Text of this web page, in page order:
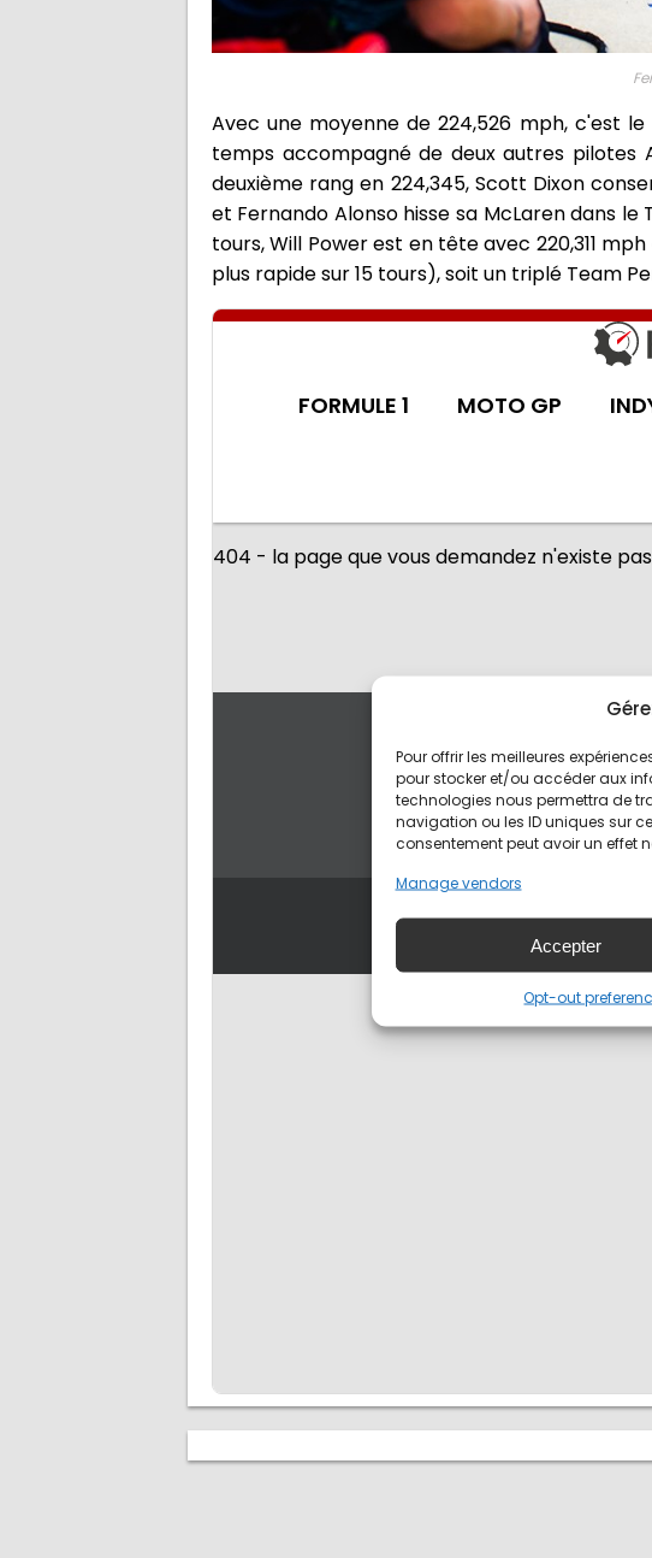
Avec une moyenne de 224,526 mph, c'est
temps accompagné de deux autres
deuxième rang en 224,345, Scott Dixon
et Fernando Alonso hisse sa McLaren dans
tours, Will Power est en tête avec 220,311
plus rapide sur 15 tours), soit un triplé Team